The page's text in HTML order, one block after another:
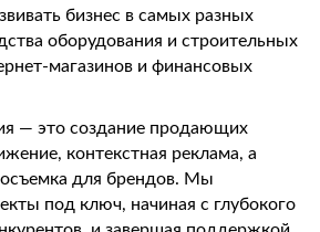
бизнес в самых разных
оборудования и строительных
магазинов и финансовых
— это создание продающих
контекстная реклама, а
для брендов. Мы
под ключ, начиная с глубокого